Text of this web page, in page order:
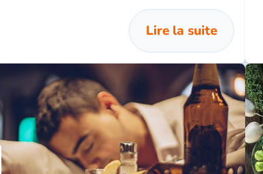
lorsque l’on doit les transporter pour les
Lire la suite